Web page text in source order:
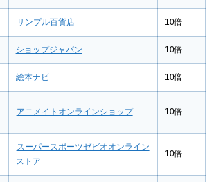
サンプル百貨店 10倍
ショップジャパン 10倍
絵本ナビ 10倍
アニメイトオンラインショップ 10倍
スーパースポーツゼビオオンライン
ストア
10倍